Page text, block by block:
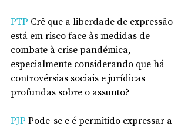
PTP Crê que a liberdade de expressão
está em risco face às medidas de
combate à crise pandémica,
especialmente considerando que há
controvérsias sociais e jurídicas
profundas sobre o assunto?
PJP Pode-se e é permitido expressar a